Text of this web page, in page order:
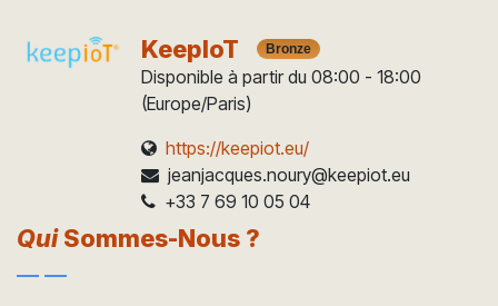
KeepIoT Bronze
Disponible à partir du 08:00 - 18:00
(Europe/Paris)
https://keepiot.eu/
jeanjacques.noury@keepiot.eu
+33 7 69 10 05 04
QuiSommes-Nous ?